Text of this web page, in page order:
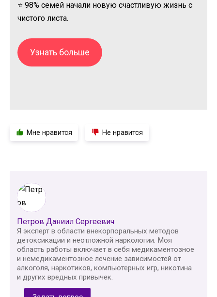
⭐ 98% семей начали новую счастливую жизнь с
чистого листа.
Узнать больше
Мне нравится Не нравится
Петров Даниил Сергеевич
Я эксперт в области внекорпоральных методов
детоксикации и неотложной наркологии. Моя
область работы включает в себя медикаментозное
и немедикаментозное лечение зависимостей от
алкоголя, наркотиков, компьютерных игр, никотина
и других вредных привычек.